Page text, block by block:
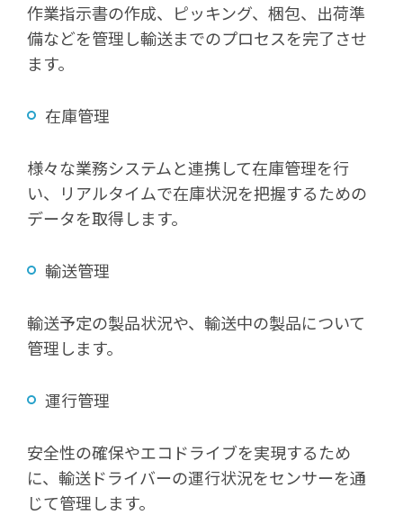
作業指示書の作成、ピッキング、梱包、出荷準
備などを管理し輸送までのプロセスを完了させ
ます。
在庫管理
様々な業務システムと連携して在庫管理を行
い、リアルタイムで在庫状況を把握するための
データを取得します。
輸送管理
輸送予定の製品状況や、輸送中の製品について
管理します。
運行管理
安全性の確保やエコドライブを実現するため
に、輸送ドライバーの運行状況をセンサーを通
じて管理します。